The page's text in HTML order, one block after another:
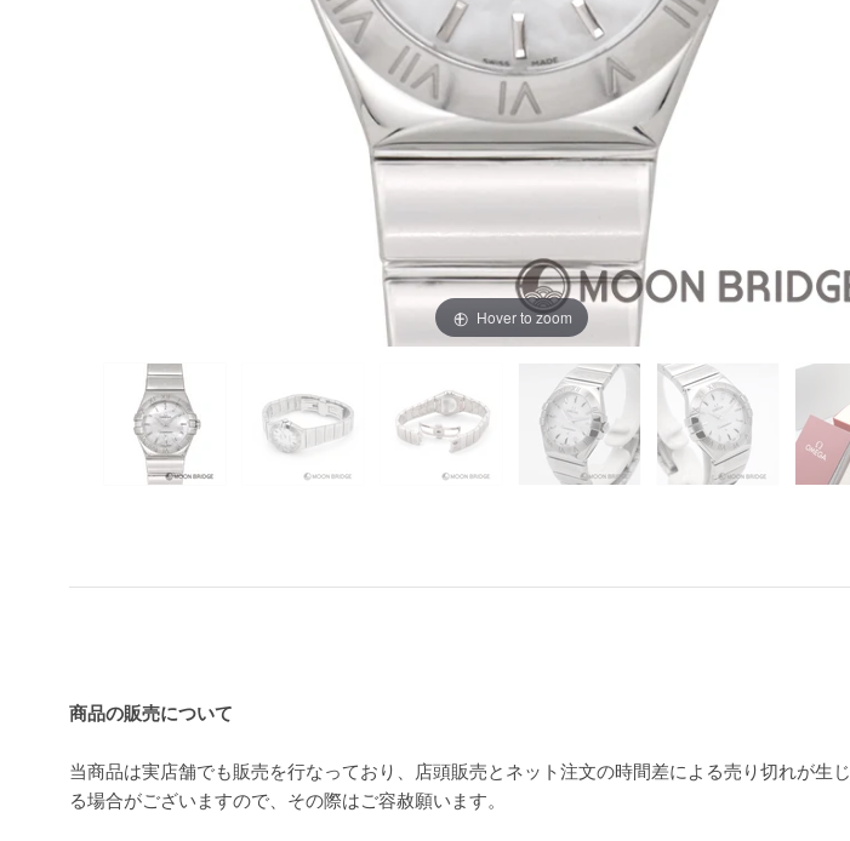
Hover to zoom
商品の販売について
当商品は実店舗でも販売を行なっており、店頭販売とネット注文の時間差による売り切れが生じ
る場合がございますので、その際はご容赦願います。